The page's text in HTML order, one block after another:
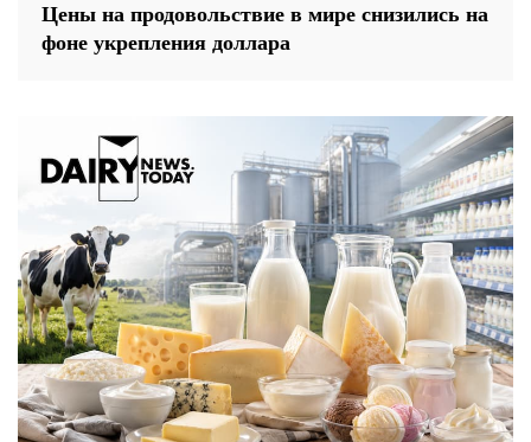
Цены на продовольствие в мире снизились на
фоне укрепления доллара